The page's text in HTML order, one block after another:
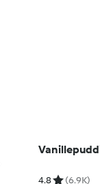
4.8 (6.9K)